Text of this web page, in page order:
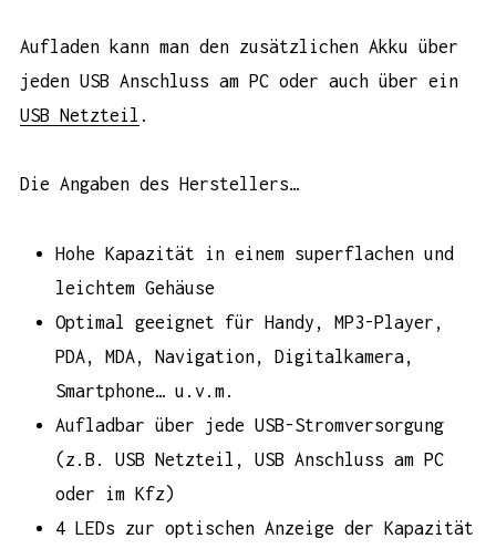
Aufladen kann man den zusätzlichen Akku über
jeden USB Anschluss am PC oder auch über ein
USB Netzteil
Die Angaben des Herstellers…
Hohe Kapazität in einem superflachen und
leichtem Gehäuse
Optimal geeignet für Handy, MP3-Player,
PDA, MDA, Navigation, Digitalkamera,
Smartphone… u.v.m.
Aufladbar über jede USB-Stromversorgung
(z.B. USB Netzteil, USB Anschluss am PC
oder im Kfz)
4 LEDs zur optischen Anzeige der Kapazität